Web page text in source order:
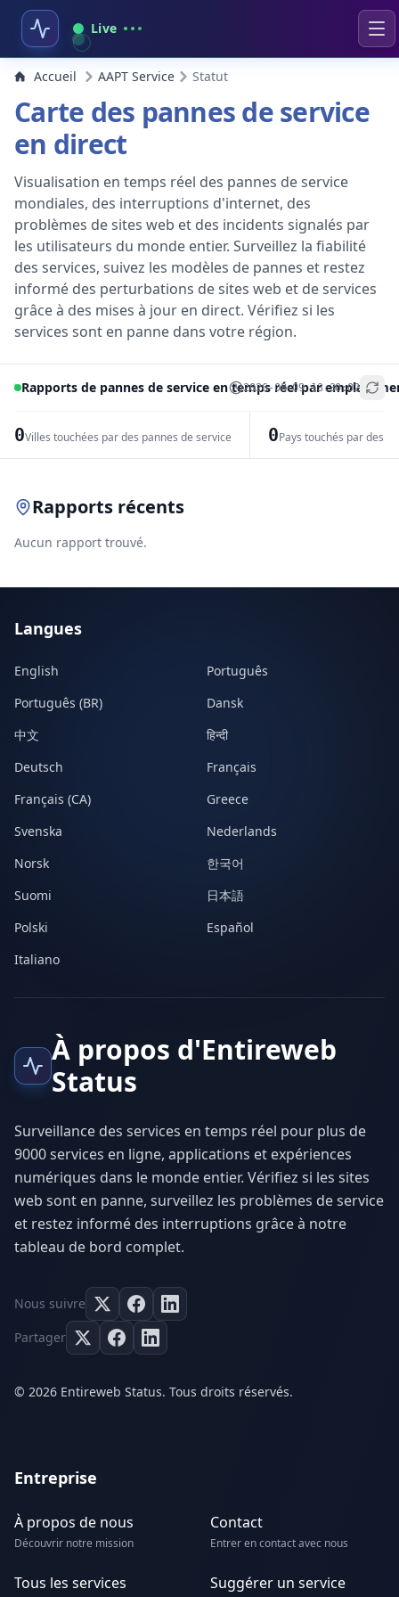
Live
Accueil AAPT Service Statut
Carte des pannes de service
en direct
Visualisation en temps réel des pannes de service
mondiales, des interruptions d'internet, des
problèmes de sites web et des incidents signalés par
les utilisateurs du monde entier. Surveillez la fiabilité
des services, suivez les modèles de pannes et restez
informé des perturbations de sites web et de services
grâce à des mises à jour en direct. Vérifiez si les
services sont en panne dans votre région.
Rapports de pannes de service en temps réel par
2026-08-09 13:30:02
0Villes touchées par des pannes de service 0Pays touchés par des
+
Rapports récents
Aucun rapport trouvé.
Langues
English
Português
Português (BR)
Dansk
中文
हिन्दी
Deutsch
Français
Français (CA)
Greece
Svenska
Nederlands
Norsk
한국어
Suomi
日本語
Polski
Español
Italiano
À propos d'Entireweb
Status
Surveillance des services en temps réel pour plus de
9000 services en ligne, applications et expériences
numériques dans le monde entier. Vérifiez si les sites
web sont en panne, surveillez les problèmes de service
et restez informé des interruptions grâce à notre
tableau de bord complet.
Nous suivre
Partager
© 2026 Entireweb Status. Tous droits réservés.
Entreprise
À propos de nous
Découvrir notre mission
Contact
Entrer en contact avec nous
Tous les services Suggérer un service